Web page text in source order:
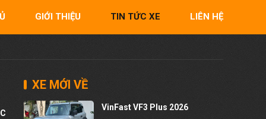
GIỚI THIỆU TIN TỨC XE LIÊN HỆ
XE MỚI VỀ
VinFast VF3 Plus 2026